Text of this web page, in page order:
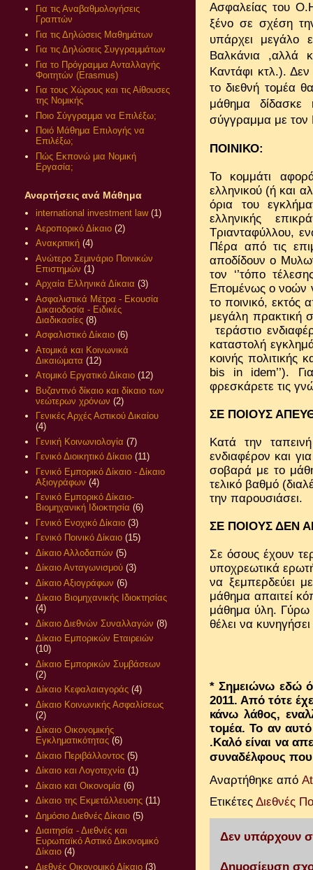
Ασφαλείας του
ξένο σε σχέση
υπάρχει μεγάλο
Βαλκάνια ,αλλά
Καντάφι κτλ.).
το διεθνή τομέα
μάθημα
σύγγραμμα με τον
ΠΟΙΝΙΚΟ:
Το κομμάτι
ελληνικού (ή και
όρια του
ελληνικής
Τριανταφύλλου,
Πέρα από τις
αποδίδουν ο
τον ‘’τόπο
Επομένως ο νοών
το ποινικό, εκτός
μεγάλη πρακτική
τεράστιο
καταστολή
κοινής πολιτικής
bis
in idem’’).
φρεσκάρετε τις
ΣΕ ΠΟΙΟΥΣ
Κατά την
ενδιαφέρον και
σοβαρά με το
τελικό βαθμό
την παρουσιάσει.
ΣΕ ΠΟΙΟΥΣ ΔΕΝ
Σε όσους έχουν
υποχρεωτικά
να ξεμπερδεύει
μάθημα απαιτεί
μάθημα ύλη.
θέλει να
*Σημειώνω εδώ
2011. Από τότε
κάνω λάθος,
τομέα. Το αν
.Καλό είναι να
συναδέλφους
Αναρτήθηκε από
Ετικέτες Διεθνές
Δεν υπάρχουν
Δημοσίευση
Για τις Αναβαθμολογήσεις
Γραπτών
Για τις Δηλώσεις Μαθημάτων
Για τις Δηλώσεις Συγγραμμάτων
Για το Πρόγραμμα Ανταλλαγής
Φοιτητών (Erasmus)
Για τους Χώρους και τις Αίθουσες
της Νομικής
Ποιο Σύγγραμμα να Επιλέξω;
Ποιό Μάθημα Επιλογής να
Επιλέξω;
Πώς Εκπονώ μια Νομική
Εργασία;
Αναρτήσεις ανά Μάθημα
international investment law (1)
Αεροπορικό Δίκαιο (2)
Ανακριτική (4)
Ανώτερο Σεμινάριο Ποινικών
Επιστημών (1)
Αρχαία Ελληνικά Δίκαια (3)
Ασφαλιστικά Μέτρα - Εκουσία
Δικαιοδοσία - Ειδικές
Διαδικασίες (8)
Ασφαλιστικό Δίκαιο (6)
Ατομικά και Κοινωνικά
Δικαιώματα (12)
Ατομικό Εργατικό Δίκαιο (12)
Βυζαντινό δίκαιο και δίκαιο των
νεώτερων χρόνων (2)
Γενικές Αρχές Αστικού Δικαίου
(4)
Γενική Κοινωνιολογία (7)
Γενικό Διοικητικό Δίκαιο (11)
Γενικό Εμπορικό Δίκαιο - Δίκαιο
Αξιογράφων (4)
Γενικό Εμπορικό Δίκαιο-
Βιομηχανική Ιδιοκτησία (6)
Γενικό Ενοχικό Δίκαιο (3)
Γενικό Ποινικό Δίκαιο (15)
Δίκαιο Αλλοδαπών (5)
Δίκαιο Ανταγωνισμού (3)
Δίκαιο Αξιογράφων (6)
Δίκαιο Βιομηχανικής Ιδιοκτησίας
(4)
Δίκαιο Διεθνών Συναλλαγών (8)
Δίκαιο Εμπορικών Εταιρειών
(10)
Δίκαιο Εμπορικών Συμβάσεων
(2)
Δίκαιο Κεφαλαιαγοράς (4)
Δίκαιο Κοινωνικής Ασφαλίσεως
(2)
Δίκαιο Οικονομικής
Εγκληματικότητας (6)
Δίκαιο Περιβάλλοντος (5)
Δίκαιο και Λογοτεχνία (1)
Δίκαιο και Οικονομία (6)
Δίκαιο της Εκμετάλλευσης (11)
Δημόσιο Διεθνές Δίκαιο (5)
Διαιτησία - Διεθνές και
Ευρωπαϊκό Αστικό Δικονομικό
Δίκαιο (4)
Διεθνές Οικονομικό Δίκαιο (3)